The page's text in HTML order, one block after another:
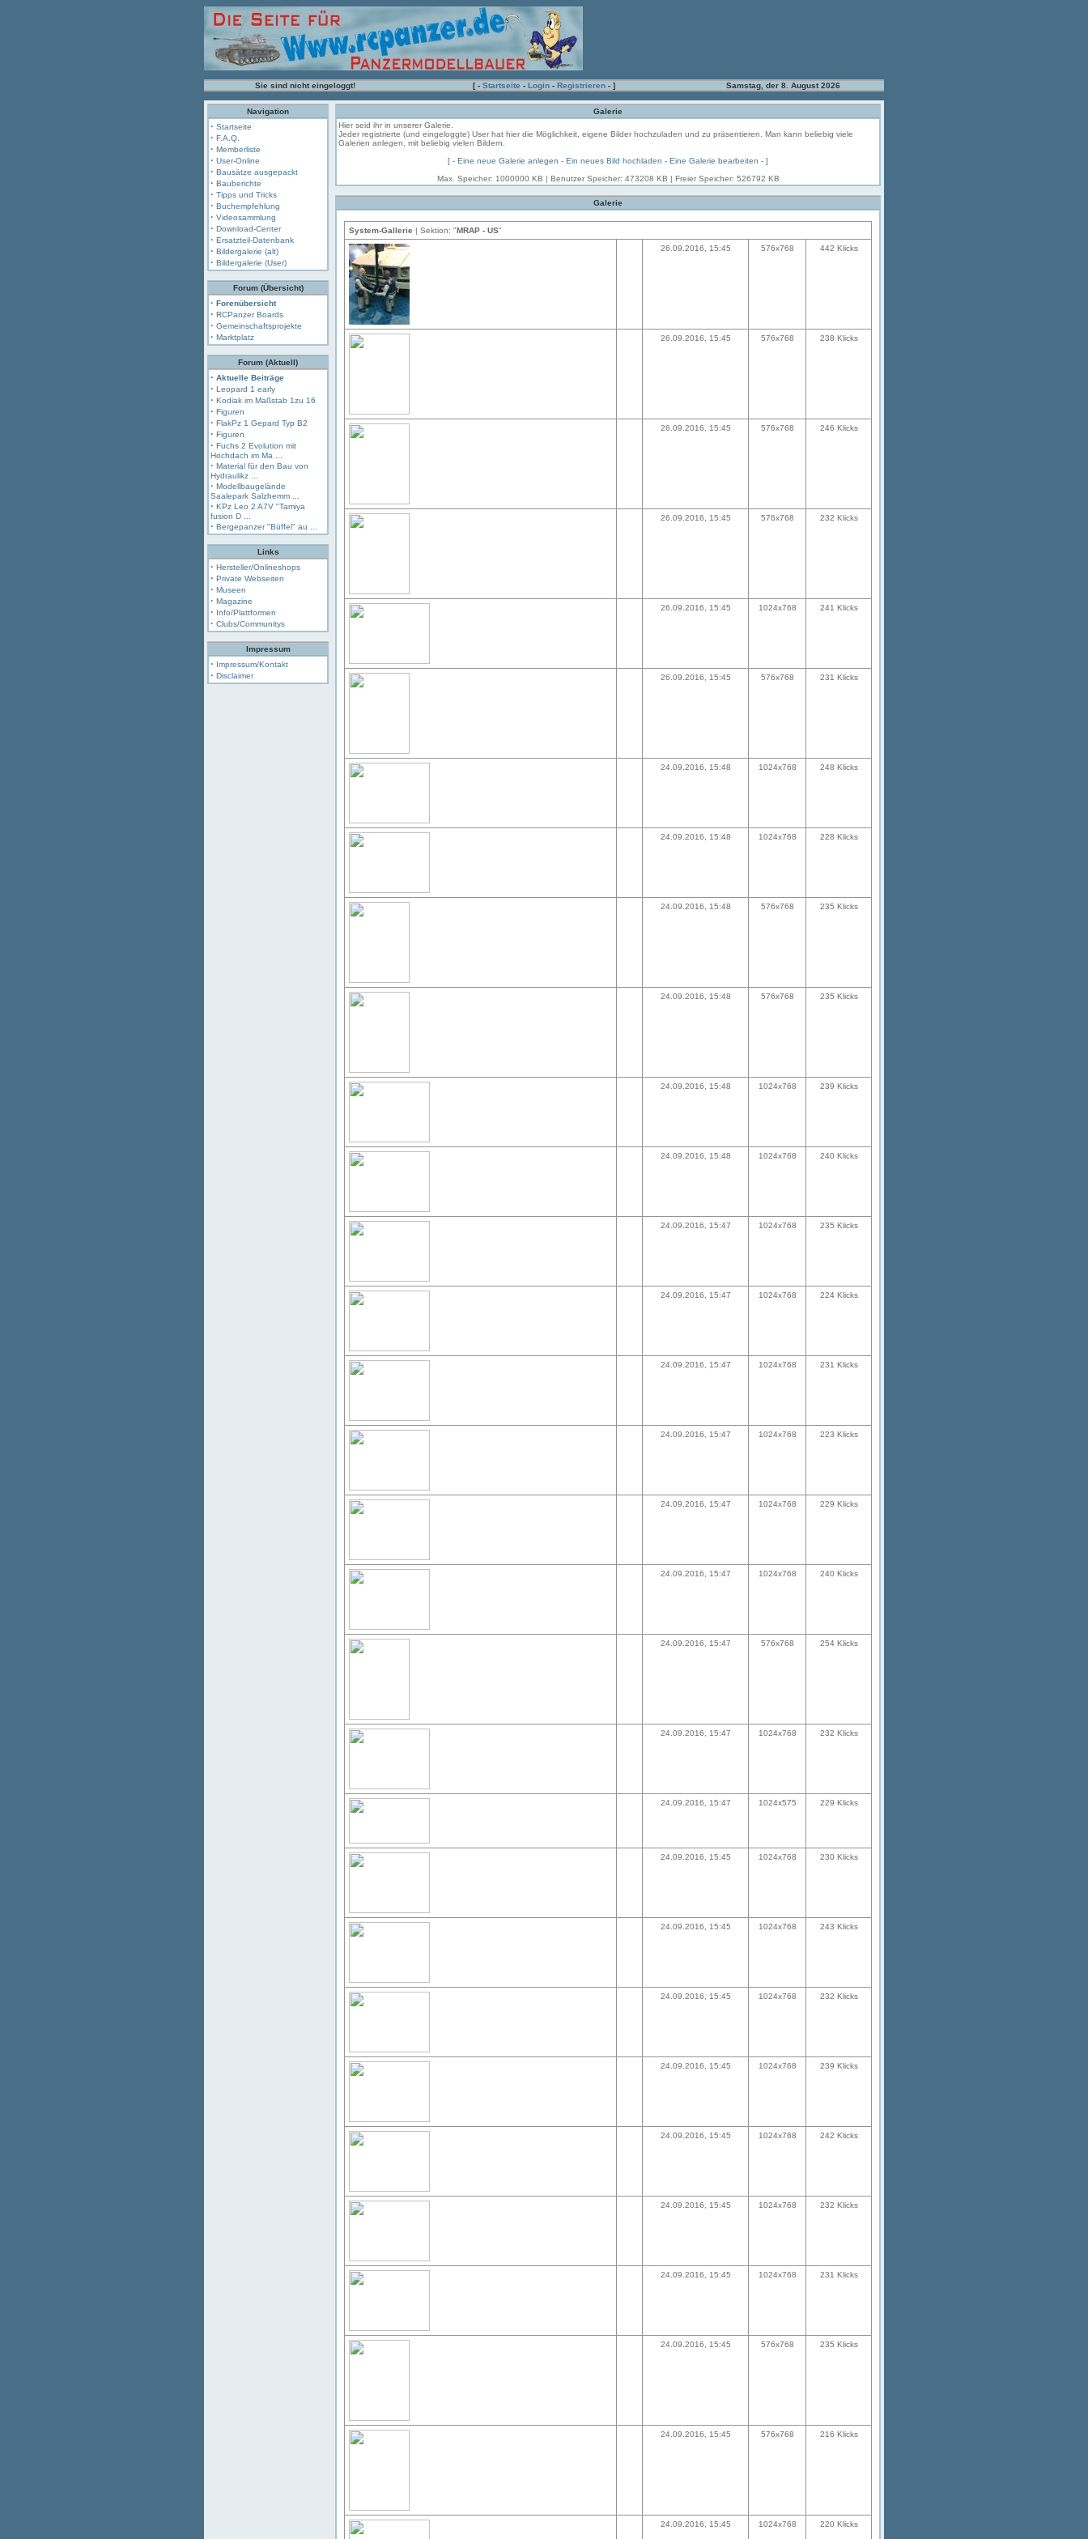
Sie sind nicht eingeloggt! [ - Startseite - Login - Registrieren - ] Samstag, der 8. August 2026
Navigation
· Startseite
· F.A.Q.
· Memberliste
· User-Online
· Bausätze ausgepackt
· Bauberichte
· Tipps und Tricks
· Buchempfehlung
· Videosammlung
· Download-Center
· Ersatzteil-Datenbank
· Bildergalerie (alt)
· Bildergalerie (User)
Forum (Übersicht)
· Forenübersicht
· RCPanzer Boards
· Gemeinschaftsprojekte
· Marktplatz
Forum (Aktuell)
· Aktuelle Beiträge
· Leopard 1 early
· Kodiak im Maßstab 1zu 16
· Figuren
· FlakPz 1 Gepard Typ B2
· Figuren
· Fuchs 2 Evolution mit
Hochdach im Ma ...
· Material für den Bau von
Hydraulikz ...
· Modellbaugelände
Saalepark Salzhemm ...
· KPz Leo 2 A7V "Tamiya
fusion D ...
· Bergepanzer "Büffel" au ...
Links
· Hersteller/Onlineshops
· Private Webseiten
· Museen
· Magazine
· Info/Plattformen
· Clubs/Communitys
Impressum
· Impressum/Kontakt
· Disclaimer
Galerie
Hier seid ihr in unserer Galerie.
Jeder registrierte (und eingeloggte) User hat hier die Möglichkeit, eigene Bilder hochzuladen und zu präsentieren. Man kann beliebig viele
Galerien anlegen, mit beliebig vielen Bildern.
[ - Eine neue Galerie anlegen - Ein neues Bild hochladen - Eine Galerie bearbeiten - ]
Max. Speicher: 1000000 KB | Benutzer Speicher: 473208 KB | Freier Speicher: 526792 KB
Galerie
System-Gallerie | Sektion: "MRAP - US"
26.09.2016, 15:45
576x768 442 Klicks
26.09.2016, 15:45 576x768 238 Klicks
26.09.2016, 15:45 576x768 246 Klicks
26.09.2016, 15:45 576x768 232 Klicks
26.09.2016, 15:45 1024x768 241 Klicks
26.09.2016, 15:45 576x768 231 Klicks
24.09.2016, 15:48 1024x768 248 Klicks
24.09.2016, 15:48 1024x768 228 Klicks
24.09.2016, 15:48 576x768 235 Klicks
24.09.2016, 15:48 576x768 235 Klicks
24.09.2016, 15:48 1024x768 239 Klicks
24.09.2016, 15:48 1024x768 240 Klicks
24.09.2016, 15:47 1024x768 235 Klicks
24.09.2016, 15:47 1024x768 224 Klicks
24.09.2016, 15:47 1024x768 231 Klicks
24.09.2016, 15:47 1024x768 223 Klicks
24.09.2016, 15:47 1024x768 229 Klicks
24.09.2016, 15:47 1024x768 240 Klicks
24.09.2016, 15:47 576x768 254 Klicks
24.09.2016, 15:47 1024x768 232 Klicks
24.09.2016, 15:47 1024x575 229 Klicks
24.09.2016, 15:45 1024x768 230 Klicks
24.09.2016, 15:45 1024x768 243 Klicks
24.09.2016, 15:45 1024x768 232 Klicks
24.09.2016, 15:45 1024x768 239 Klicks
24.09.2016, 15:45 1024x768 242 Klicks
24.09.2016, 15:45 1024x768 232 Klicks
24.09.2016, 15:45 1024x768 231 Klicks
24.09.2016, 15:45 576x768 235 Klicks
24.09.2016, 15:45 576x768 216 Klicks
24.09.2016, 15:45 1024x768 220 Klicks